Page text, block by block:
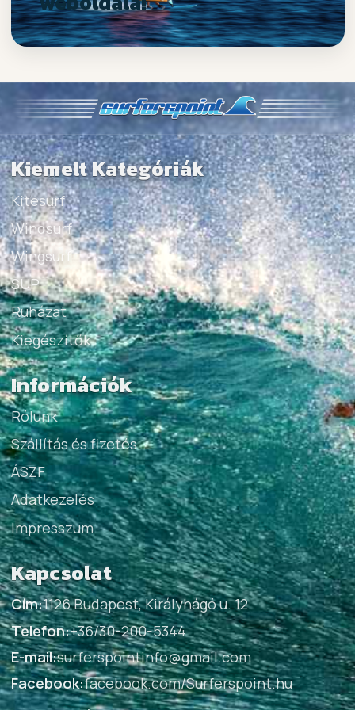
Kiemelt Kategóriák
Kitesurf
Windsurf
Wingsurf
SUP
Ruházat
Kiegészítők
Információk
Rólunk
Szállítás és fizetés
ÁSZF
Adatkezelés
Impresszum
Kapcsolat
Cím:1126 Budapest, Királyhágó u. 12.
Telefon:+36/30-200-5344
E-mail:surferspointinfo@gmail.com
Facebook:facebook.com/Surferspoint.hu